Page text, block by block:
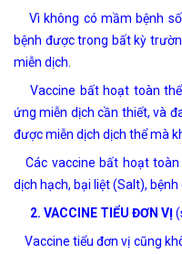
Vì không có mầm bệnh
bệnh được trong bất kỳ
miễn dịch.
Vaccine bất hoạt toàn thể
ứng miễn dịch cần thiết, và
được miễn dịch dịch thể mà
Các vaccine bất hoạt toàn
dịch hạch, bại liệt (Salt), bệnh
2. VACCINE TIỂU ĐƠN VỊ
Vaccine tiểu đơn vị cũng